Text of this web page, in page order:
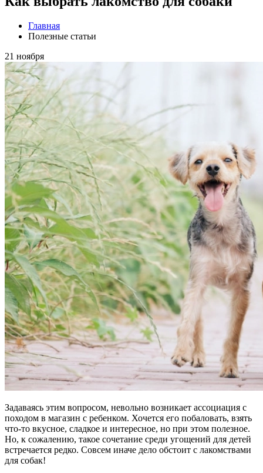
Главная
Полезные статьи
21 ноября
Задаваясь этим вопросом, невольно возникает ассоциация с
походом в магазин с ребенком. Хочется его побаловать, взять
что-то вкусное, сладкое и интересное, но при этом полезное.
Но, к сожалению, такое сочетание среди угощений для детей
встречается редко. Совсем иначе дело обстоит с лакомствами
для собак!